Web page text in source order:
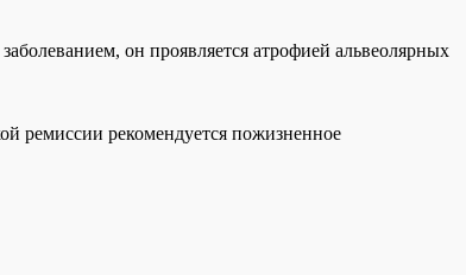
он проявляется атрофией альвеолярных
ремиссии рекомендуется пожизненное